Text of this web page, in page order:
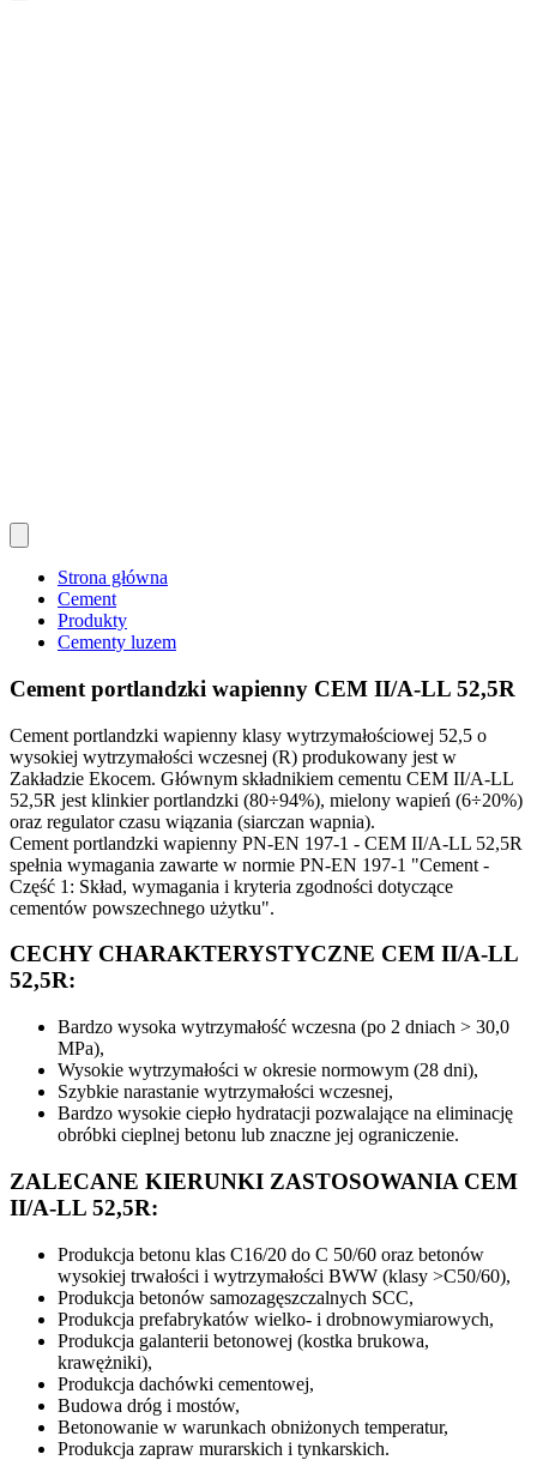
Strona główna
Cement
Produkty
Cementy luzem
Cement portlandzki wapienny CEM II/A-LL 52,5R
Cement portlandzki wapienny klasy wytrzymałościowej 52,5 o
wysokiej wytrzymałości wczesnej (R) produkowany jest w
Zakładzie Ekocem. Głównym składnikiem cementu CEM II/A-LL
52,5R jest klinkier portlandzki (80÷94%), mielony wapień (6÷20%)
oraz regulator czasu wiązania (siarczan wapnia).
Cement portlandzki wapienny PN-EN 197-1 - CEM II/A-LL 52,5R
spełnia wymagania zawarte w normie PN-EN 197-1 "Cement -
Część 1: Skład, wymagania i kryteria zgodności dotyczące
cementów powszechnego użytku".
CECHY CHARAKTERYSTYCZNE CEM II/A-LL
52,5R:
Bardzo wysoka wytrzymałość wczesna (po 2 dniach > 30,0
MPa),
Wysokie wytrzymałości w okresie normowym (28 dni),
Szybkie narastanie wytrzymałości wczesnej,
Bardzo wysokie ciepło hydratacji pozwalające na eliminację
obróbki cieplnej betonu lub znaczne jej ograniczenie.
ZALECANE KIERUNKI ZASTOSOWANIA CEM
II/A-LL 52,5R:
Produkcja betonu klas C16/20 do C 50/60 oraz betonów
wysokiej trwałości i wytrzymałości BWW (klasy >C50/60),
Produkcja betonów samozagęszczalnych SCC,
Produkcja prefabrykatów wielko- i drobnowymiarowych,
Produkcja galanterii betonowej (kostka brukowa,
krawężniki),
Produkcja dachówki cementowej,
Budowa dróg i mostów,
Betonowanie w warunkach obniżonych temperatur,
Produkcja zapraw murarskich i tynkarskich.